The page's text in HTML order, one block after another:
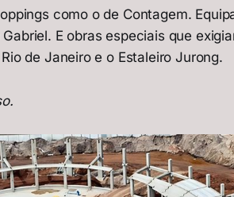
como o de Contagem.
E obras especiais que
de Janeiro e o Estaleiro Jurong.